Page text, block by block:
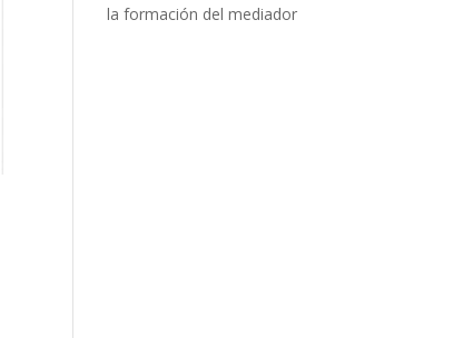
la formación del mediador